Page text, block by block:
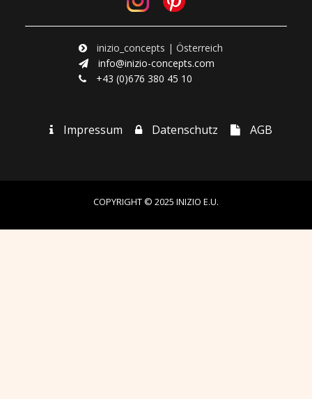
inizio_concepts | Österreich
info@inizio-concepts.com
+43 (0)676 380 45 10
Impressum Datenschutz AGB
COPYRIGHT © 2025 INIZIO E.U.